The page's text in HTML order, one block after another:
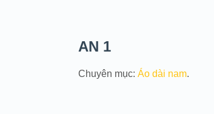
AN 1
Chuyên mục: Áo dài nam.